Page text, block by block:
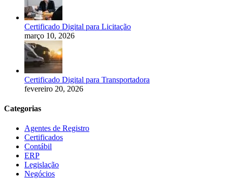
Certificado Digital para Licitação
março 10, 2026
Certificado Digital para Transportadora
fevereiro 20, 2026
Categorias
Agentes de Registro
Certificados
Contábil
ERP
Legislação
Negócios